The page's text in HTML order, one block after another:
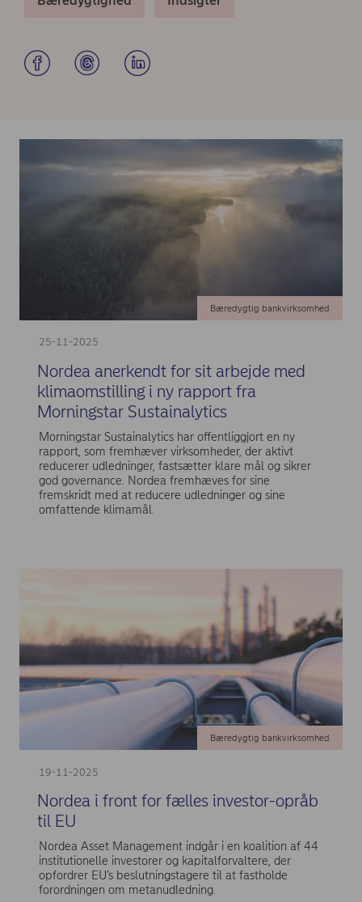
25-11-2025
Bæredygtig bankvirksomhed
Nordea anerkendt for sit arbejde med
klimaomstilling i ny rapport fra
Morningstar Sustainalytics
Morningstar Sustainalytics har offentliggjort en ny
rapport, som fremhæver virksomheder, der aktivt
reducerer udledninger, fastsætter klare mål og sikrer
god governance. Nordea fremhæves for sine
fremskridt med at reducere udledninger og sine
omfattende klimamål.
19-11-2025
Bæredygtig bankvirksomhed
Nordea i front for fælles investor-opråb
til EU
Nordea Asset Management indgår i en koalition af 44
institutionelle investorer og kapitalforvaltere, der
opfordrer EU’s beslutningstagere til at fastholde
forordningen om metanudledning.